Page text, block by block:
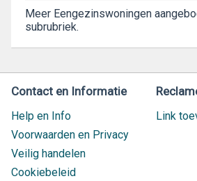
Meer Eengezinswoningen
subrubriek.
Contact en Informatie
Help en Info
Voorwaarden en Privacy
Veilig handelen
Cookiebeleid
Link